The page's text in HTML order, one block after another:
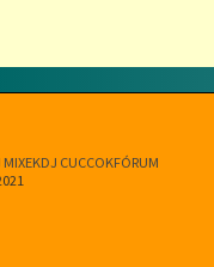
MIXEKDJ CUCCOKFÓRUM